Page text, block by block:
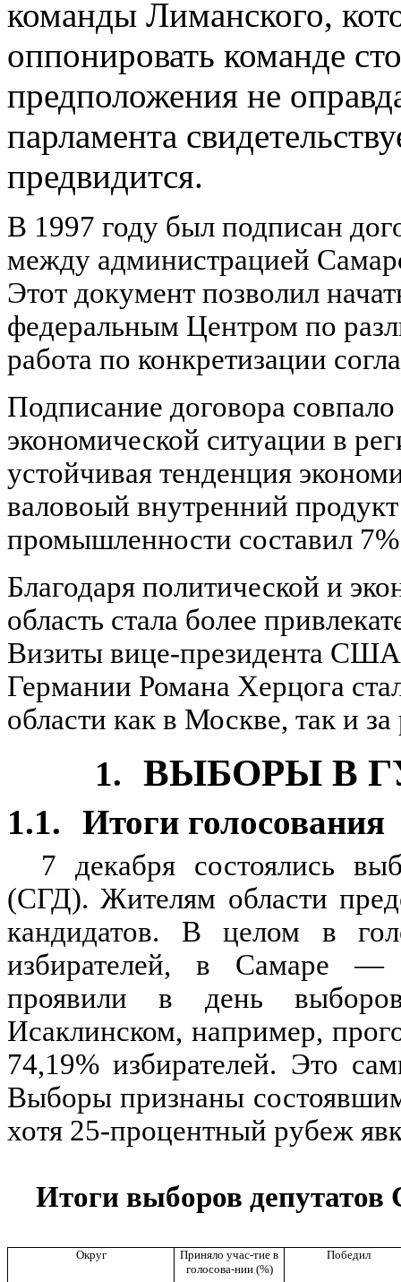
команды Лиманского,
оппонировать команде
предположения не
парламента
предвидится.
В 1997 году был подписан
между администрацией
Этот документ позволил
федеральным Центром по
работа по конкретизации
Подписание договора
экономической ситуации в
устойчивая тенденция
валовоый внутренний
промышленности составил
Благодаря политической и
область стала более
Визиты вице-президента США
Германии Романа Херцога
области как в Москве, так и
1. ВЫБОРЫ В
1.1. Итоги голосования
7 декабря состоялись
(СГД). Жителям области
кандидатов. В целом в
избирателей, в Самаре —
проявили в день
Исаклинском, например,
74,19% избирателей. Это
Выборы признаны
хотя 25-процентный рубеж
Итоги выборов
Округ Приняло учас-тие в
голосова-нии (%)
Победил